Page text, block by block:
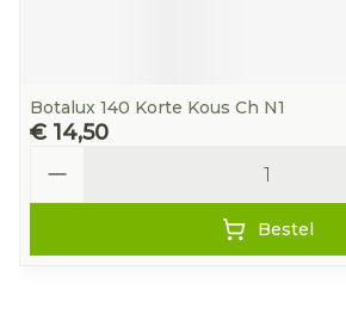
Botalux 140 Korte Kous Ch N1
€ 14,50
Bestel